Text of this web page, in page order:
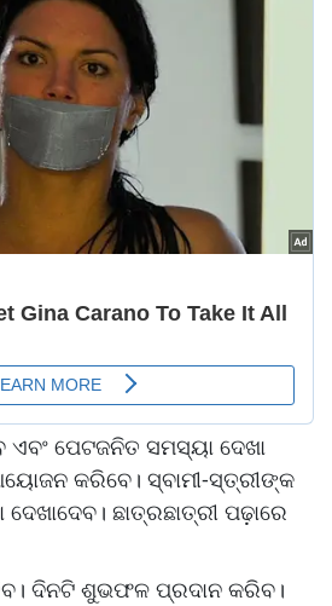
ଏବଂ ପେଟଜନିତ ସମସ୍ୟା ଦେଖା
କରିବେ। ସ୍ବାମୀ-ସ୍ତ୍ରୀଙ୍କ
ଛାତ୍ରଛାତ୍ରୀ ପଢ଼ାରେ
ଦିନଟି ଶୁଭଫଳ ପ୍ରଦାନ କରିବ।